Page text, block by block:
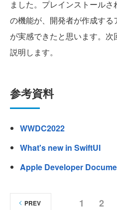
ました。プレインストール
の機能が、開発者が作成する
が実感できたと思います。
説明します。
参考資料
WWDC2022
What's new in SwiftUI
Apple Developer
1 2
PREV